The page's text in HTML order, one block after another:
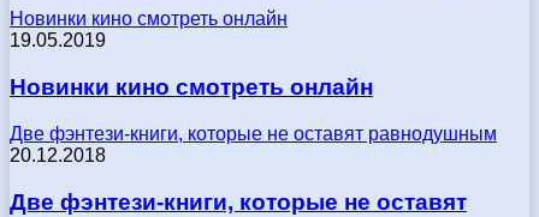
Новинки кино смотреть онлайн
19.05.2019
Новинки кино смотреть онлайн
Две фэнтези-книги, которые не оставят равнодушным
20.12.2018
Две фэнтези-книги, которые не оставят